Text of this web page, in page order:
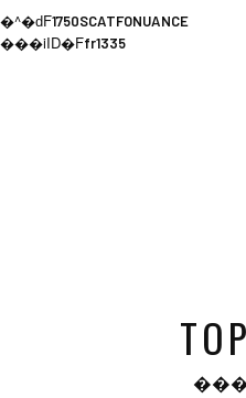
�^�ԁF1750SCATFONUANCE
���iID�Ffr1335